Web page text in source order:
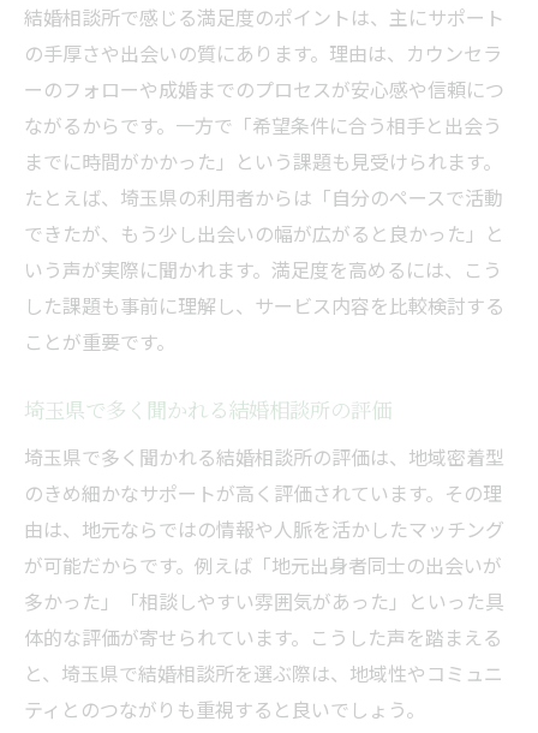
結婚相談所で感じる満足度のポイントは、主にサポート
の手厚さや出会いの質にあります。理由は、カウンセラ
ーのフォローや成婚までのプロセスが安心感や信頼につ
ながるからです。一方で「希望条件に合う相手と出会う
までに時間がかかった」という課題も見受けられます。
たとえば、埼玉県の利用者からは「自分のペースで活動
できたが、もう少し出会いの幅が広がると良かった」と
いう声が実際に聞かれます。満足度を高めるには、こう
した課題も事前に理解し、サービス内容を比較検討する
ことが重要です。
埼玉県で多く聞かれる結婚相談所の評価
埼玉県で多く聞かれる結婚相談所の評価は、地域密着型
のきめ細かなサポートが高く評価されています。その理
由は、地元ならではの情報や人脈を活かしたマッチング
が可能だからです。例えば「地元出身者同士の出会いが
多かった」「相談しやすい雰囲気があった」といった具
体的な評価が寄せられています。こうした声を踏まえる
と、埼玉県で結婚相談所を選ぶ際は、地域性やコミュニ
ティとのつながりも重視すると良いでしょう。